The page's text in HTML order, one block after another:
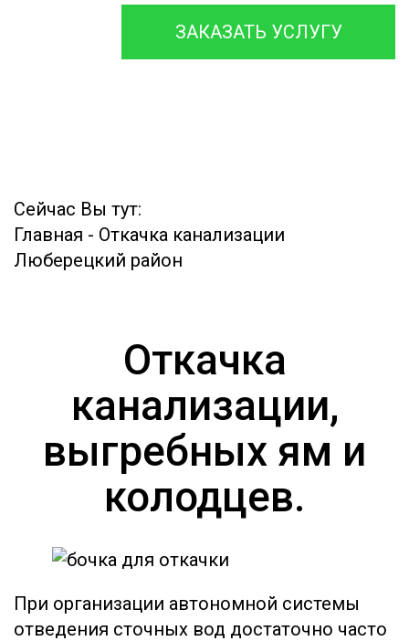
ЗАКАЗАТЬ УСЛУГУ
Сейчас Вы тут:
Главная - Откачка канализации
Люберецкий район
Откачка
канализации,
выгребных ям и
колодцев.
При организации автономной системы
отведения сточных вод достаточно часто